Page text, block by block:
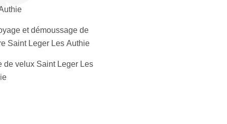
et démoussage de
Saint Leger Les Authie
de velux Saint Leger Les